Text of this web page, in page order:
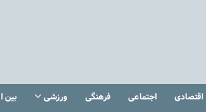
اقتصادی اجتماعی فرهنگی ورزشی بین